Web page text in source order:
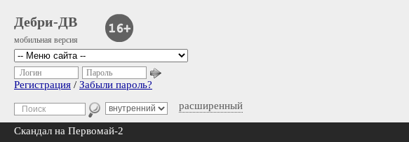
Дебри-ДВ
мобильная версия
расширенный
Логин Пароль
Регистрация / Забыли пароль?
Скандал на Первомай-2